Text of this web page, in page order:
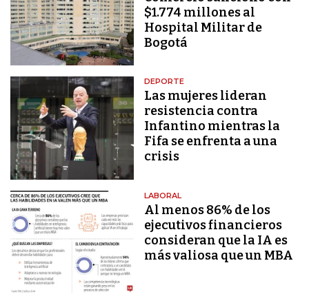
$1.774 millones al
Hospital Militar de
Bogotá
DEPORTE
Las mujeres lideran
resistencia contra
Infantino mientras la
Fifa se enfrenta a una
crisis
LABORAL
Al menos 86% de los
ejecutivos financieros
consideran que la IA es
más valiosa que un MBA